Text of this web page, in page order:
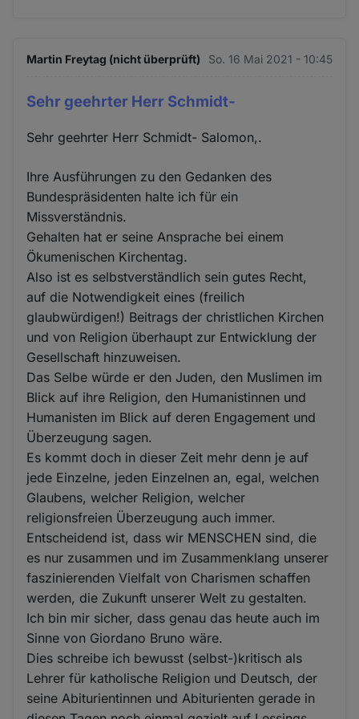
Martin Freytag (nicht überprüft) So. 16 Mai 2021 - 10:45
Sehr geehrter Herr Schmidt-
Sehr geehrter Herr Schmidt- Salomon,.
Ihre Ausführungen zu den Gedanken des
Bundespräsidenten halte ich für ein
Missverständnis.
Gehalten hat er seine Ansprache bei einem
Ökumenischen Kirchentag.
Also ist es selbstverständlich sein gutes Recht,
auf die Notwendigkeit eines (freilich
glaubwürdigen!) Beitrags der christlichen Kirchen
und von Religion überhaupt zur Entwicklung der
Gesellschaft hinzuweisen.
Das Selbe würde er den Juden, den Muslimen im
Blick auf ihre Religion, den Humanistinnen und
Humanisten im Blick auf deren Engagement und
Überzeugung sagen.
Es kommt doch in dieser Zeit mehr denn je auf
jede Einzelne, jeden Einzelnen an, egal, welchen
Glaubens, welcher Religion, welcher
religionsfreien Überzeugung auch immer.
Entscheidend ist, dass wir MENSCHEN sind, die
es nur zusammen und im Zusammenklang unserer
faszinierenden Vielfalt von Charismen schaffen
werden, die Zukunft unserer Welt zu gestalten.
Ich bin mir sicher, dass genau das heute auch im
Sinne von Giordano Bruno wäre.
Dies schreibe ich bewusst (selbst-)kritisch als
Lehrer für katholische Religion und Deutsch, der
seine Abiturientinnen und Abiturienten gerade in